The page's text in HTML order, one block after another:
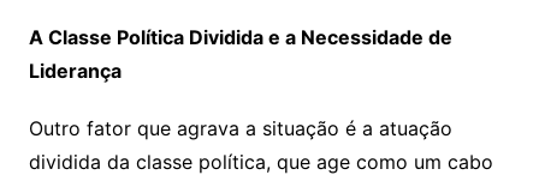
A Classe Política Dividida e a Necessidade de
Liderança
Outro fator que agrava a situação é a atuação
dividida da classe política, que age como um cabo